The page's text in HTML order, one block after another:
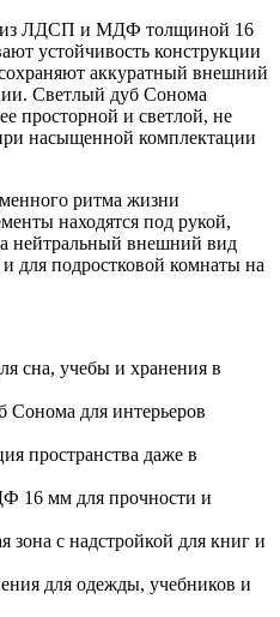
из ЛДСП и МДФ толщиной 16
устойчивость конструкции
аккуратный внешний
Светлый дуб Сонома
просторной и светлой, не
насыщенной комплектации
ритма жизни
находятся под рукой,
нейтральный внешний вид
для подростковой комнаты на
сна, учебы и хранения в
Сонома для интерьеров
пространства даже в
мм для прочности и
зона с надстройкой для книг и
для одежды, учебников и